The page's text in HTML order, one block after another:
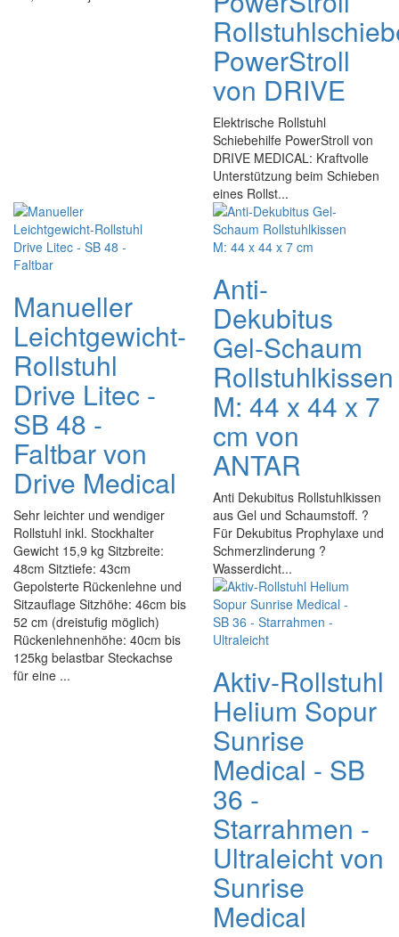
PowerStroll
von DRIVE
Elektrische Rollstuhl
Schiebehilfe PowerStroll von
DRIVE MEDICAL: Kraftvolle
Unterstützung beim Schieben
eines Rollst...
Manueller
Leichtgewicht-
Rollstuhl
Drive Litec -
SB 48 -
Faltbar von
Drive Medical
Sehr leichter und wendiger
Rollstuhl inkl. Stockhalter
Gewicht 15,9 kg Sitzbreite:
48cm Sitztiefe: 43cm
Gepolsterte Rückenlehne und
Sitzauflage Sitzhöhe: 46cm bis
52 cm (dreistufig möglich)
Rückenlehnenhöhe: 40cm bis
125kg belastbar Steckachse
für eine ...
Anti-
Dekubitus
Gel-Schaum
Rollstuhlkissen
M: 44 x 44 x 7
cm von
ANTAR
Anti Dekubitus Rollstuhlkissen
aus Gel und Schaumstoff. ?
Für Dekubitus Prophylaxe und
Schmerzlinderung ?
Wasserdicht...
Aktiv-Rollstuhl
Helium Sopur
Sunrise
Medical - SB
36 -
Starrahmen -
Ultraleicht von
Sunrise
Medical